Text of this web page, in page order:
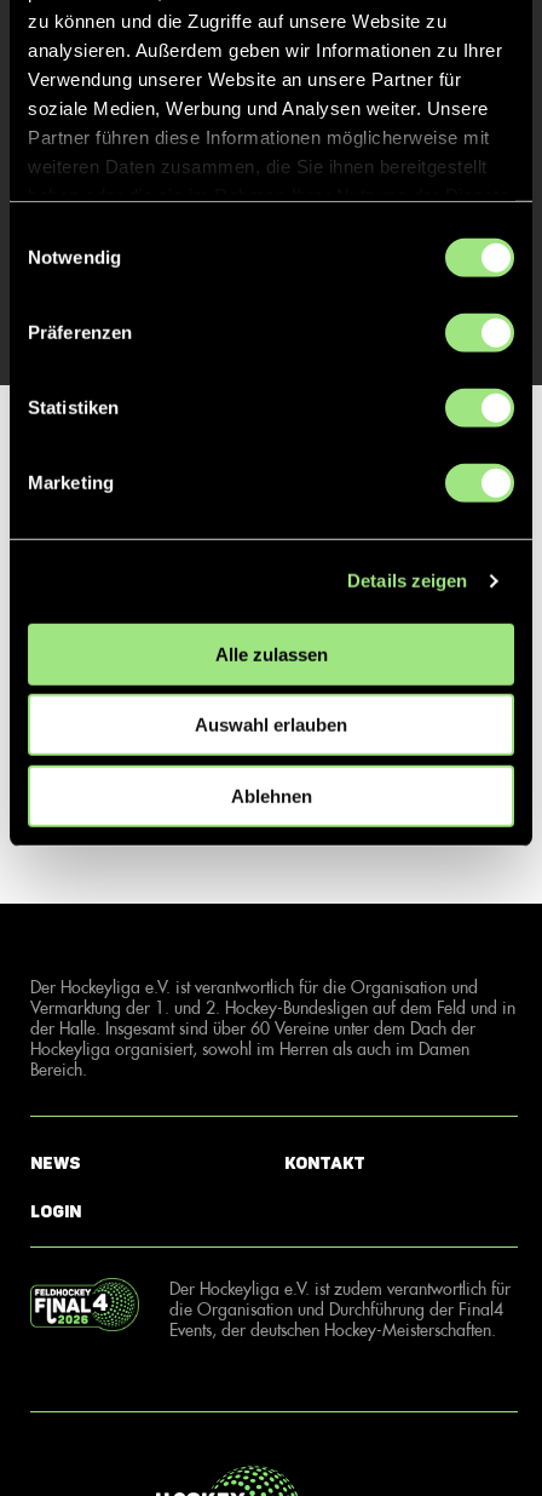
zu können und die Zugriffe auf unsere Website zu
analysieren. Außerdem geben wir Informationen zu Ihrer
Verwendung unserer Website an unsere Partner für
soziale Medien, Werbung und Analysen weiter. Unsere
Partner führen diese Informationen möglicherweise mit
weiteren Daten zusammen, die Sie ihnen bereitgestellt
Notwendig
Präferenzen
Statistiken
Marketing
Details zeigen
Alle zulassen
Auswahl erlauben
Ablehnen
Der Hockeyliga e.V. ist verantwortlich für die Organisation und
Vermarktung der 1. und 2. Hockey-Bundesligen auf dem Feld und in
der Halle. Insgesamt sind über 60 Vereine unter dem Dach der
Hockeyliga organisiert, sowohl im Herren als auch im Damen
Bereich.
News
Login
Kontakt
Der Hockeyliga e.V. ist zudem verantwortlich für
die Organisation und Durchführung der Final4
Events, der deutschen Hockey-Meisterschaften.